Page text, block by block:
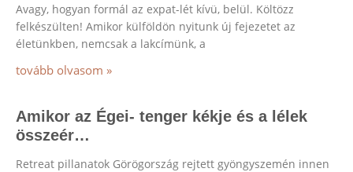
Avagy, hogyan formál az expat-lét kívü, belül. Költözz
felkészülten! Amikor külföldön nyitunk új fejezetet az
életünkben, nemcsak a lakcímünk, a
tovább olvasom »
Amikor az Égei- tenger kékje és a lélek
összeér…
Retreat pillanatok Görögország rejtett gyöngyszemén innen